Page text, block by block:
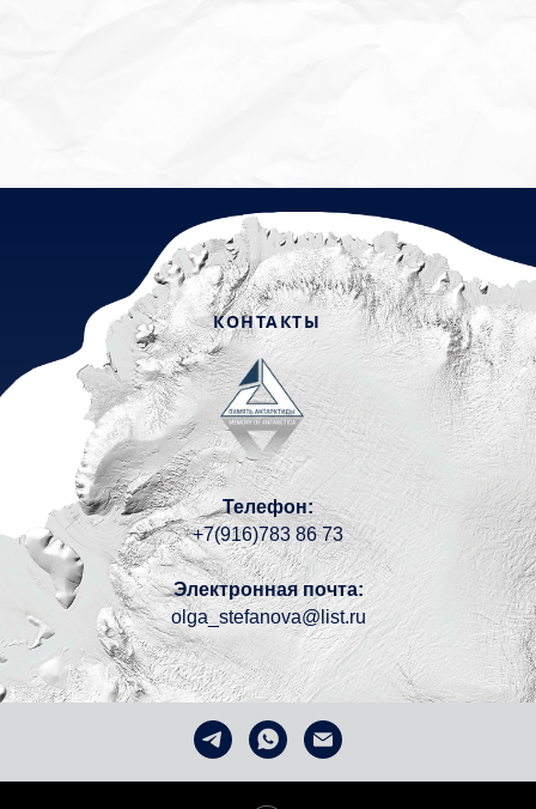
КОНТАКТЫ
Телефон:
+7(916)783 86 73
Электронная почта:
olga_stefanova@list.ru